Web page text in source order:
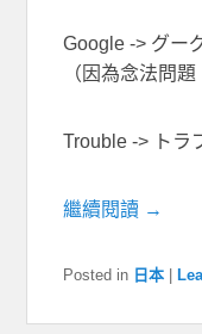
Google -> グー
（因為念法問
Trouble -> トラ
繼續閱讀 →
Posted in 日本 |